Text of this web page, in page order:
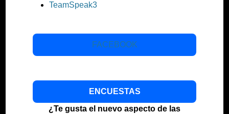
TeamSpeak3
FACEBOOK
ENCUESTAS
¿Te gusta el nuevo aspecto de las